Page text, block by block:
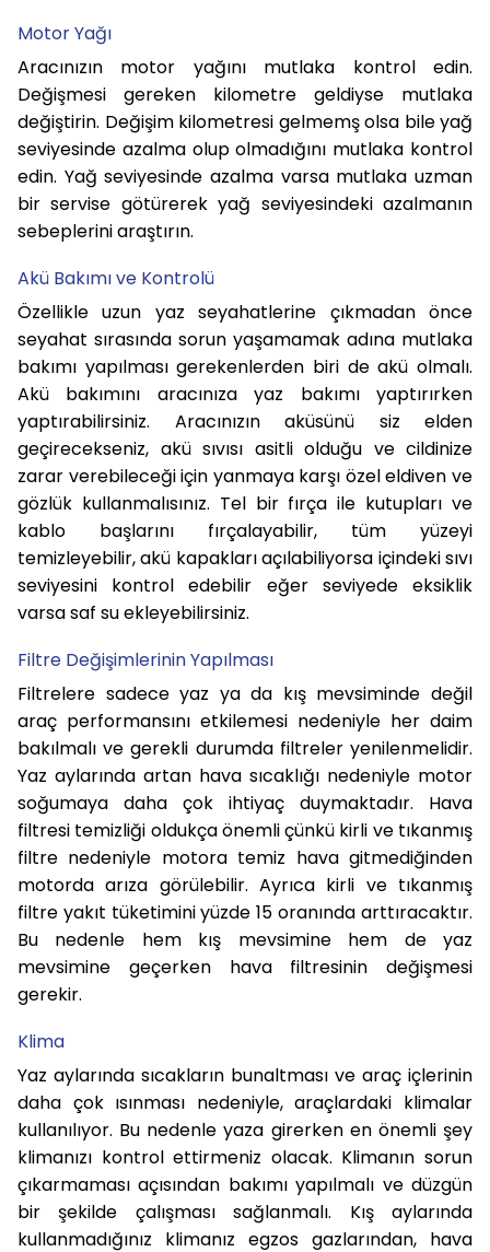
Motor Yağı
Aracınızın motor yağını mutlaka kontrol edin.
Değişmesi gereken kilometre geldiyse mutlaka
değiştirin. Değişim kilometresi gelmemş olsa bile yağ
seviyesinde azalma olup olmadığını mutlaka kontrol
edin. Yağ seviyesinde azalma varsa mutlaka uzman
bir servise götürerek yağ seviyesindeki azalmanın
sebeplerini araştırın.
Akü Bakımı ve Kontrolü
Özellikle uzun yaz seyahatlerine çıkmadan önce
seyahat sırasında sorun yaşamamak adına mutlaka
bakımı yapılması gerekenlerden biri de akü olmalı.
Akü bakımını aracınıza yaz bakımı yaptırırken
yaptırabilirsiniz. Aracınızın aküsünü siz elden
geçirecekseniz, akü sıvısı asitli olduğu ve cildinize
zarar verebileceği için yanmaya karşı özel eldiven ve
gözlük kullanmalısınız. Tel bir fırça ile kutupları ve
kablo başlarını fırçalayabilir, tüm yüzeyi
temizleyebilir, akü kapakları açılabiliyorsa içindeki sıvı
seviyesini kontrol edebilir eğer seviyede eksiklik
varsa saf su ekleyebilirsiniz.
Filtre Değişimlerinin Yapılması
Filtrelere sadece yaz ya da kış mevsiminde değil
araç performansını etkilemesi nedeniyle her daim
bakılmalı ve gerekli durumda filtreler yenilenmelidir.
Yaz aylarında artan hava sıcaklığı nedeniyle motor
soğumaya daha çok ihtiyaç duymaktadır. Hava
filtresi temizliği oldukça önemli çünkü kirli ve tıkanmış
filtre nedeniyle motora temiz hava gitmediğinden
motorda arıza görülebilir. Ayrıca kirli ve tıkanmış
filtre yakıt tüketimini yüzde 15 oranında arttıracaktır.
Bu nedenle hem kış mevsimine hem de yaz
mevsimine geçerken hava filtresinin değişmesi
gerekir.
Klima
Yaz aylarında sıcakların bunaltması ve araç içlerinin
daha çok ısınması nedeniyle, araçlardaki klimalar
kullanılıyor. Bu nedenle yaza girerken en önemli şey
klimanızı kontrol ettirmeniz olacak. Klimanın sorun
çıkarmaması açısından bakımı yapılmalı ve düzgün
bir şekilde çalışması sağlanmalı. Kış aylarında
kullanmadığınız klimanız egzos gazlarından, hava